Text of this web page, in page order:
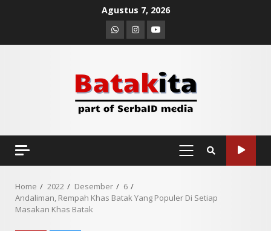
Agustus 7, 2026
Whatsapp
Instagram
Youtube
PRIMARY
Home 2022 Desember
6
Andaliman, Rempah Khas Batak Yang Populer Di Setiap
Masakan Khas Batak